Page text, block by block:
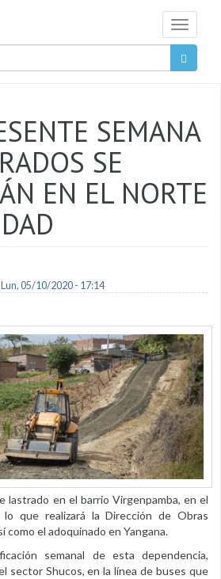
Toggle
SEMANA
SE
EN EL NORTE
05/10/2020 - 17:14
lastrado en el barrio Virgenpamba, en el
que realizará la Dirección de Obras
como el adoquinado en Yangana.
semanal de esta dependencia,
sector Shucos, en la línea de buses que